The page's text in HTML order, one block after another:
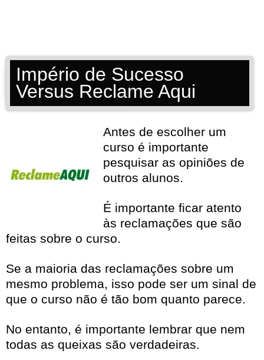
Império de Sucesso
Versus Reclame Aqui
Antes de escolher um
curso é importante
pesquisar as opiniões de
outros alunos.
É importante ficar atento
às reclamações que são
feitas sobre o curso.
Se a maioria das reclamações sobre um
mesmo problema, isso pode ser um sinal de
que o curso não é tão bom quanto parece.
No entanto, é importante lembrar que nem
todas as queixas são verdadeiras.